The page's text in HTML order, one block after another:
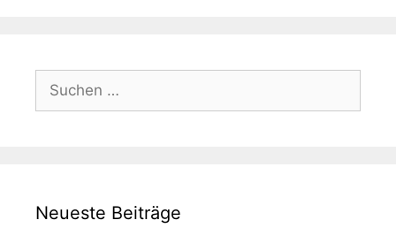
Suchen
nach:
Neueste Beiträge